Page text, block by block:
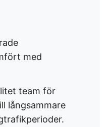
med
team för
långsammare